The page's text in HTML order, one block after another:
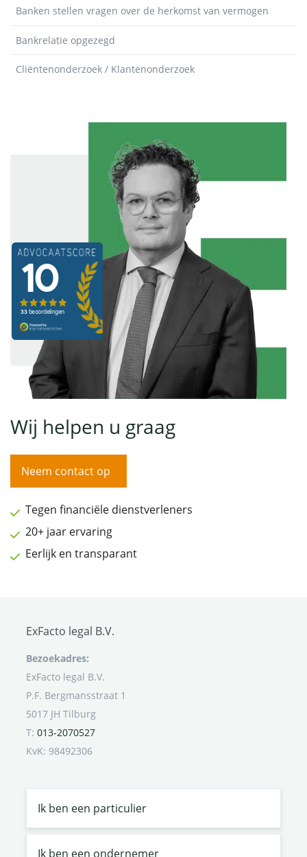
Banken stellen vragen over de herkomst van vermogen
Bankrelatie opgezegd
Cliëntenonderzoek / Klantenonderzoek
Wij helpen u graag
Neem contact op
Tegen financiële dienstverleners
20+ jaar ervaring
Eerlijk en transparant
ExFacto legal B.V.
Bezoekadres:
ExFacto legal B.V.
P.F. Bergmansstraat 1
5017 JH Tilburg
T: 013-2070527
KvK: 98492306
Ik ben een particulier
Ik ben een ondernemer